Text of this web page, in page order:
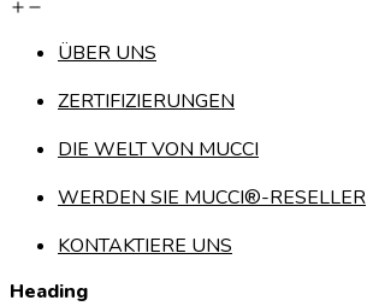
ÜBER UNS
ZERTIFIZIERUNGEN
DIE WELT VON MUCCI
WERDEN SIE MUCCI®-RESELLER
KONTAKTIERE UNS
Heading